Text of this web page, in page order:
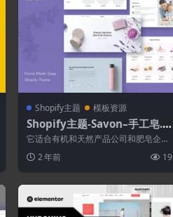
Shopify主题 模板资源
Shopify主题-Savon–手工皂.
化妆品美容Shopify主题
它适合有机和天然产品公司和肥皂企
oo 商业、...
2 年前 19